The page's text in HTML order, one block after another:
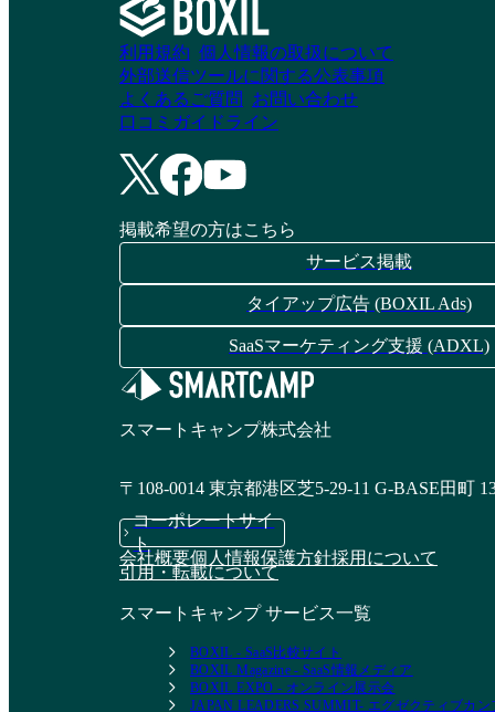
利用規約 個人情報の取扱について
外部送信ツールに関する公表事項
よくあるご質問
お問い合わせ
口コミガイドライン
掲載希望の方はこちら
サービス掲載
タイアップ広告 (BOXIL Ads)
SaaSマーケティング支援 (ADXL)
スマートキャンプ株式会社
〒108-0014 東京都港区芝5-29-11 G-BASE田町
コーポレートサイ
ト
会社概要個人情報保護方針採用について
引用・転載について
スマートキャンプ サービス一覧
BOXIL - SaaS比較サイト
BOXIL Magazine - SaaS情報メディア
BOXIL EXPO - オンライン展示会
JAPAN LEADERS SUMMIT- エグゼクティブカン